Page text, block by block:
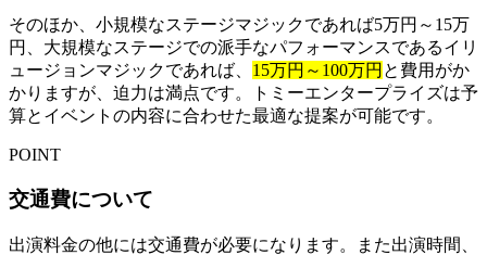
そのほか、小規模なステージマジックであれば5万円～15万
円、大規模なステージでの派手なパフォーマンスであるイリ
ュージョンマジックであれば、 15万円～100万円 と費用がか
かりますが、迫力は満点です。トミーエンタープライズは予
算とイベントの内容に合わせた最適な提案が可能です。
POINT
交通費について
出演料金の他には交通費が必要になります。また出演時間、